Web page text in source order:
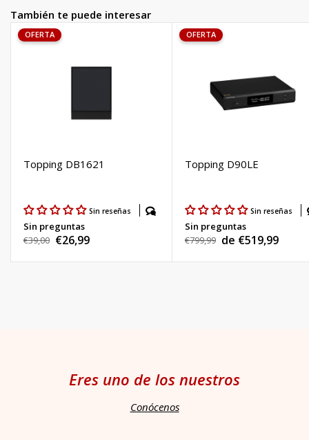
También te puede interesar
OFERTA
Topping DB1621
Sin reseñas
Sin preguntas
Precio
€39,00 Precio
de
€26,99
OFERTA
Topping D90LE
Sin reseñas
Sin preguntas
Precio
€799,99 Precio
de
de €519,99
Eres uno de los nuestros
Conócenos